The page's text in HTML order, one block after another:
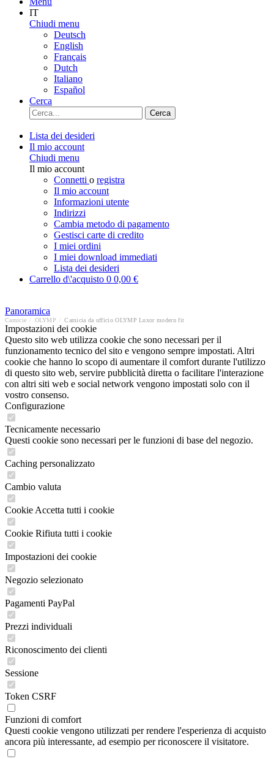
IT
Chiudi menu
Deutsch
English
Français
Dutch
Italiano
Español
Cerca
Cerca
Lista dei desideri
Il mio account
Chiudi menu
Il mio account
Connetti o registra
Il mio account
Informazioni utente
Indirizzi
Cambia metodo di pagamento
Gestisci carte di credito
I miei ordini
I miei download immediati
Lista dei desideri
Carrello d\'acquisto 0 0,00 €
Panoramica
Camicie OLYMP Camicia da ufficio OLYMP Luxor modern fit
Impostazioni dei cookie
Questo sito web utilizza cookie che sono necessari per il
funzionamento tecnico del sito e vengono sempre impostati. Altri
cookie che hanno lo scopo di aumentare il comfort durante l'utilizzo
di questo sito web, servire pubblicità diretta o facilitare l'interazione
con altri siti web e social network vengono impostati solo con il
vostro consenso.
Configurazione
Tecnicamente necessario
Questi cookie sono necessari per le funzioni di base del negozio.
Caching personalizzato
Cambio valuta
Cookie Accetta tutti i cookie
Cookie Rifiuta tutti i cookie
Impostazioni dei cookie
Negozio selezionato
Pagamenti PayPal
Prezzi individuali
Riconoscimento dei clienti
Sessione
Token CSRF
Funzioni di comfort
Questi cookie vengono utilizzati per rendere l'esperienza di acquisto
ancora più interessante, ad esempio per riconoscere il visitatore.